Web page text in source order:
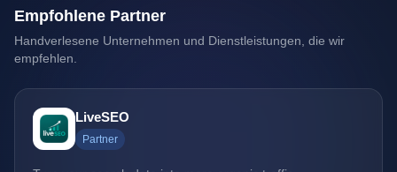
Empfohlene Partner
Handverlesene Unternehmen und Dienstleistungen, die wir
empfehlen.
LiveSEO
Partner